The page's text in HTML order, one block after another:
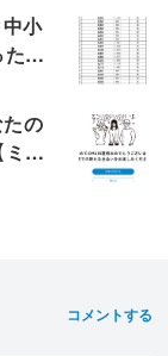
小
よ
の
ン
コメントする